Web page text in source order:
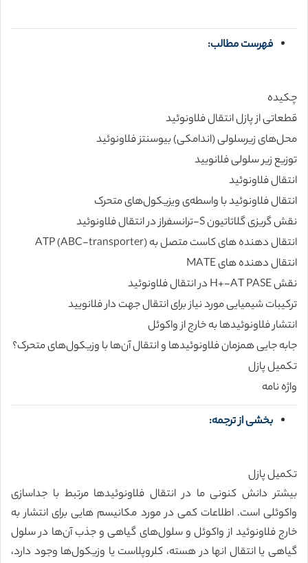
فهرست مطالب:
چکیده
قطعاتی از پازل انتقال فلاونوئید
محل‌های زیرسلولی (اندامکی) بیوسنتز فلاونوئید
توزیع زیر سلولی فلانویید
انتقال فلاونوئید
انتقال فلاونوئید با واسطه‌ی ویزیکول‌های متحرک
نقش گریزی گلاتاتیون S-ترانسفراز در انتقال فلاونوئید
انتقال دهنده های کاست متصل به (ATP (ABC-transporter
انتقال دهنده های MATE
نقش H+-AT PASE در انتقال فلاونوئید
ترکیبات شیمیایی مورد نیاز برای انتقال جهت دار فلانویید
انتشار فلاونوئیدها به خارج از واکوئل
جابه جایی همزمان فلاونوئیدها و انتقال آن‌ها با وزیکول‌های متحرک؟
تکمیل پازل
واژه نامه
بخشی از ترجمه:
تکمیل پازل
بیشتر دانش کنونی ما در انتقال فلاونوئیدها مرتبط با جداسازی
واکوئلی است. اطلاعات کمی در مورد مکانیسم هایی برای انتشار به
خارج فلاونوئید از واکوئل و سلول‌های گیاهی و جذب آن‌ها در سلول
گیاهی یا انتقال انها در هسته، کلروپلاست یا وزیکول‌ها وجود دارد،